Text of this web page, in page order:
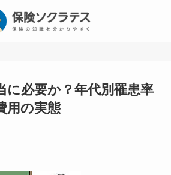
に必要か？年代別罹患率
用の実態